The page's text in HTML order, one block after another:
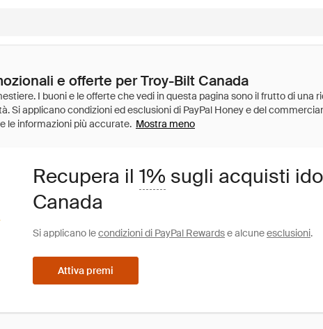
e offerte per Troy-Bilt Canada
Mostra meno
Recupera il 1% sugli acquisti
Canada
Si applicano lecondizioni di PayPal Rewardse alcuneesclusioni.
Attiva premi